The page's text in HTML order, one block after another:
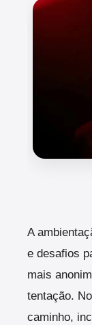
A
e desafios
mais
tentação.
caminho,